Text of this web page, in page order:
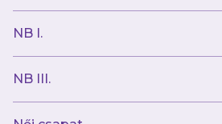
NB I.
NB III.